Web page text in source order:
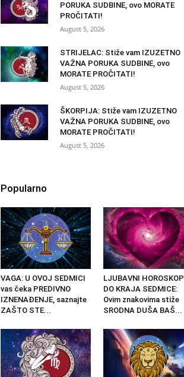
PORUKA SUDBINE, ovo MORATE
PROČITATI!
August 5, 2026
STRIJELAC: Stiže vam IZUZETNO
VAŽNA PORUKA SUDBINE, ovo
MORATE PROČITATI!
August 5, 2026
ŠKORPIJA: Stiže vam IZUZETNO
VAŽNA PORUKA SUDBINE, ovo
MORATE PROČITATI!
August 5, 2026
Popularno
VAGA: U OVOJ SEDMICI
vas čeka PREDIVNO
IZNENAĐENJE, saznajte
ZAŠTO STE...
LJUBAVNI HOROSKOP
DO KRAJA SEDMICE:
Ovim znakovima stiže
SRODNA DUŠA BAŠ...